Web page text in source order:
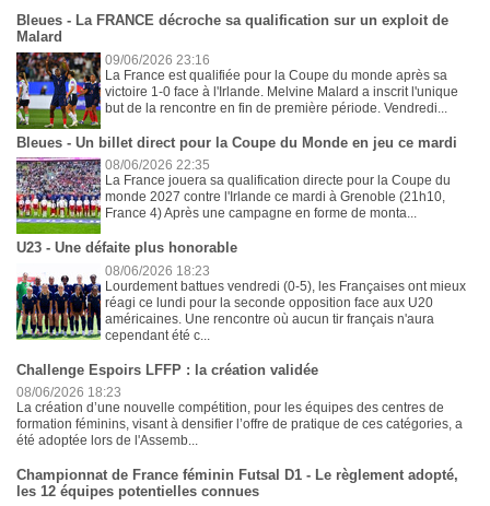
Bleues - La FRANCE décroche sa qualification sur un exploit de
Malard
09/06/2026 23:16
La France est qualifiée pour la Coupe du monde après sa
victoire 1-0 face à l'Irlande. Melvine Malard a inscrit l'unique
but de la rencontre en fin de première période. Vendredi...
Bleues - Un billet direct pour la Coupe du Monde en jeu ce mardi
08/06/2026 22:35
La France jouera sa qualification directe pour la Coupe du
monde 2027 contre l'Irlande ce mardi à Grenoble (21h10,
France 4) Après une campagne en forme de monta...
U23 - Une défaite plus honorable
08/06/2026 18:23
Lourdement battues vendredi (0-5), les Françaises ont mieux
réagi ce lundi pour la seconde opposition face aux U20
américaines. Une rencontre où aucun tir français n'aura
cependant été c...
Challenge Espoirs LFFP : la création validée
08/06/2026 18:23
La création d’une nouvelle compétition, pour les équipes des centres de
formation féminins, visant à densifier l’offre de pratique de ces catégories, a
été adoptée lors de l'Assemb...
Championnat de France féminin Futsal D1 - Le règlement adopté,
les 12 équipes potentielles connues